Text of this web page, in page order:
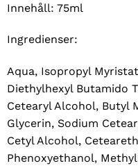
Innehåll: 75ml
Ingredienser:
Aqua, Isopropyl
Diethylhexyl Butamido
Cetearyl Alcohol, Butyl
Glycerin, Sodium
Cetyl Alcohol,
Phenoxyethanol,